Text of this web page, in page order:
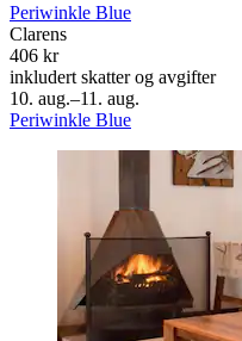
Periwinkle Blue
Clarens
406 kr
inkludert skatter og avgifter
10. aug.–11. aug.
Periwinkle Blue